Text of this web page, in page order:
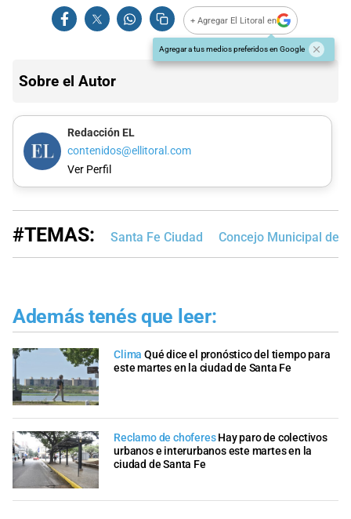
+ Agregar El Litoral en
Agregar a tus medios preferidos en Google
Sobre el Autor
Redacción EL
contenidos@ellitoral.com
Ver Perfil
#TEMAS: Santa Fe Ciudad Concejo Municipal de
Además tenés que leer:
Clima Qué dice el pronóstico del tiempo para
este martes en la ciudad de Santa Fe
Reclamo de choferes Hay paro de colectivos
urbanos e interurbanos este martes en la
ciudad de Santa Fe